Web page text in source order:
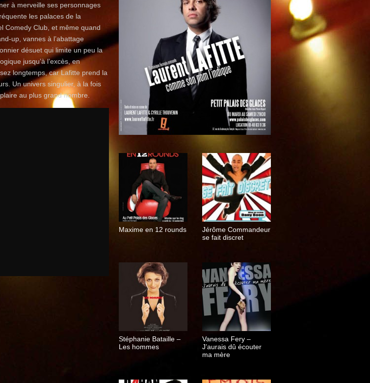
à merveille ses personnages
les palaces de la
Comedy Club, et même quand
up, vannes à l’abattage
désuet qui limite un peu la
jusqu’à l’excès, en
longtemps, car Lafitte prend la
Un univers singulier, à la fois
au plus grand nombre.
Maxime en 12 rounds
Jérôme Commandeur
se fait discret
Stéphanie Bataille –
Les hommes
Vanessa Fery –
J’aurais dû écouter
ma mère